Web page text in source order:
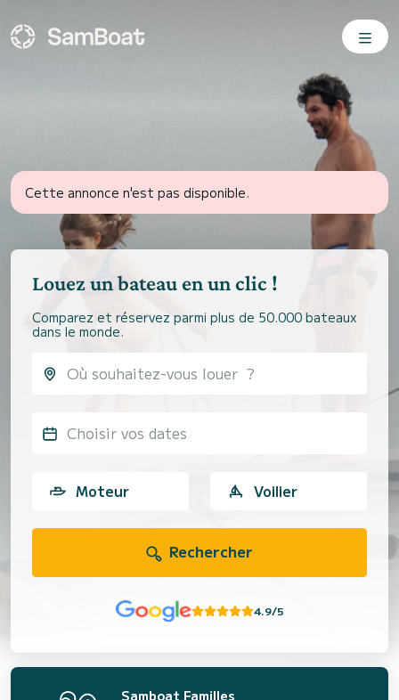
Cette annonce n'est pas disponible.
Louez un bateau en un clic !
Comparez et réservez parmi plus de 50.000 bateaux
dans le monde.
Choisir vos dates
Moteur Voilier
Rechercher
4.9/5
Samboat Familles